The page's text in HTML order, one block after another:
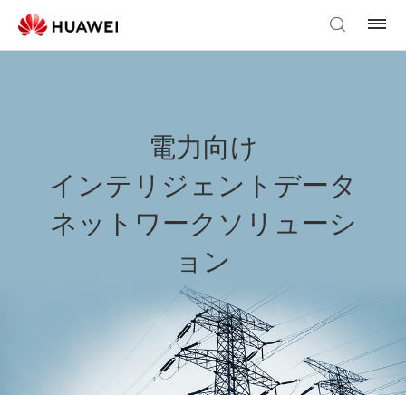
電力向け
インテリジェントデータ
ネットワークソリューシ
ョン